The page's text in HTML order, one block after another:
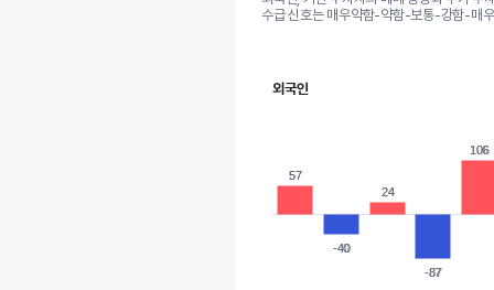
수급 신호는 매우약함-약함-보통-강함-매
외국인
57
57
-40
-40
24
24
-87
-87
106
106